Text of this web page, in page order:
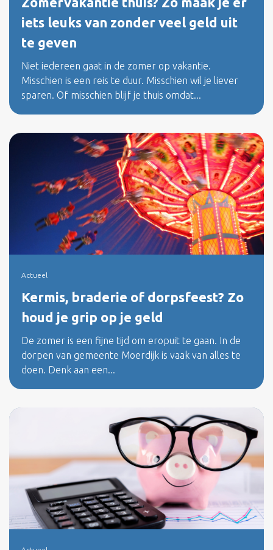
iets leuks van zonder veel geld uit
te geven
Niet iedereen gaat in de zomer op vakantie.
Misschien is een reis te duur. Misschien wil je liever
sparen. Of misschien blijf je thuis omdat...
Actueel
Kermis, braderie of dorpsfeest? Zo
houd je grip op je geld
De zomer is een fijne tijd om eropuit te gaan. In de
dorpen van gemeente Moerdijk is vaak van alles te
doen. Denk aan een...